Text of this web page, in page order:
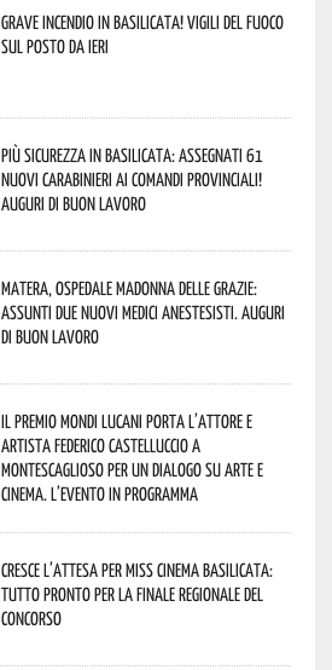
Grave incendio in Basilicata! Vigili del fuoco
sul posto da ieri
Più sicurezza in Basilicata: assegnati 61
nuovi Carabinieri ai Comandi provinciali!
Auguri di buon lavoro
Matera, Ospedale Madonna delle Grazie:
assunti due nuovi medici anestesisti. Auguri
di buon lavoro
Il Premio Mondi Lucani porta l’attore e
artista Federico Castelluccio a
Montescaglioso per un dialogo su arte e
cinema. L’evento in programma
Cresce l’attesa per Miss Cinema Basilicata:
tutto pronto per la finale regionale del
concorso